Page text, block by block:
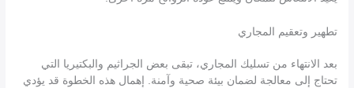
تطهير وتعقيم المجاري
بعد الانتهاء من تسليك المجاري، تبقى بعض الجراثيم والبكتيريا التي
تحتاج إلى معالجة لضمان بيئة صحية وآمنة. إهمال هذه الخطوة قد يؤدي